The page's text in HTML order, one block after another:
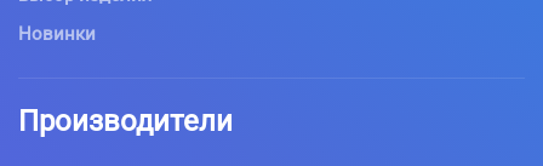
Новинки
Производители